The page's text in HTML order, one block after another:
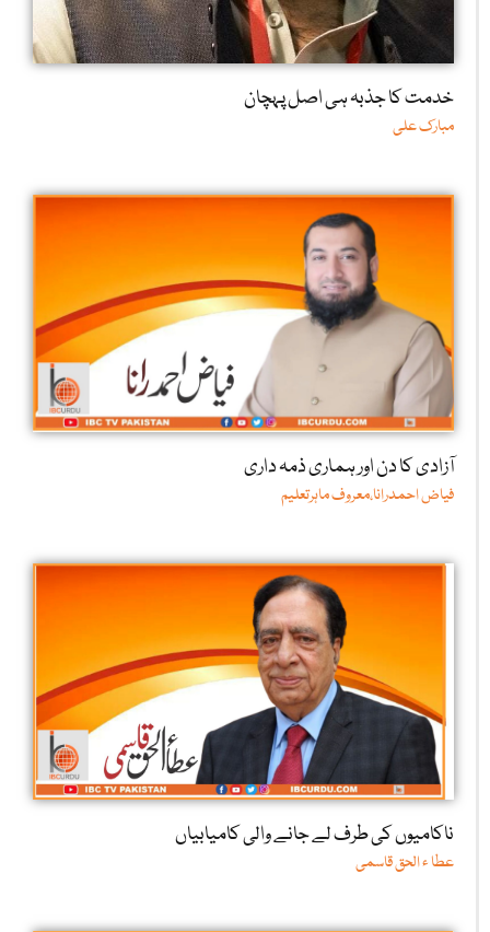
خدمت کا جذبہ ہی اصل پہچان
مبارک علی
آزادی کا دن اور ہماری ذمہ داری
فیاض احمدرانا،معروف ماہرتعلیم
ناکامیوں کی طرف لے جانے والی کامیابیاں
عطا ء الحق قاسمی